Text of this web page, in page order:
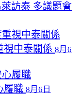
訪泰 多議題會
視中泰關係 8月6
履職 8月6日